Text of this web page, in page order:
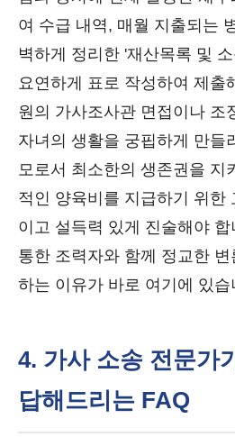
여 수급 내역, 매월 지출되는
벽하게 정리한 '재산목록 및
요연하게 표로 작성하여 제출
원의 가사조사관 면접이나 조
자녀의 생활을 궁핍하게 만들
모로서 최소한의 생존권을 지
적인 양육비를 지급하기 위한
이고 설득력 있게 진술해야
통한 조력자와 함께 정교한
하는 이유가 바로 여기에 있습
4. 가사 소송 전문가
답해드리는 FAQ